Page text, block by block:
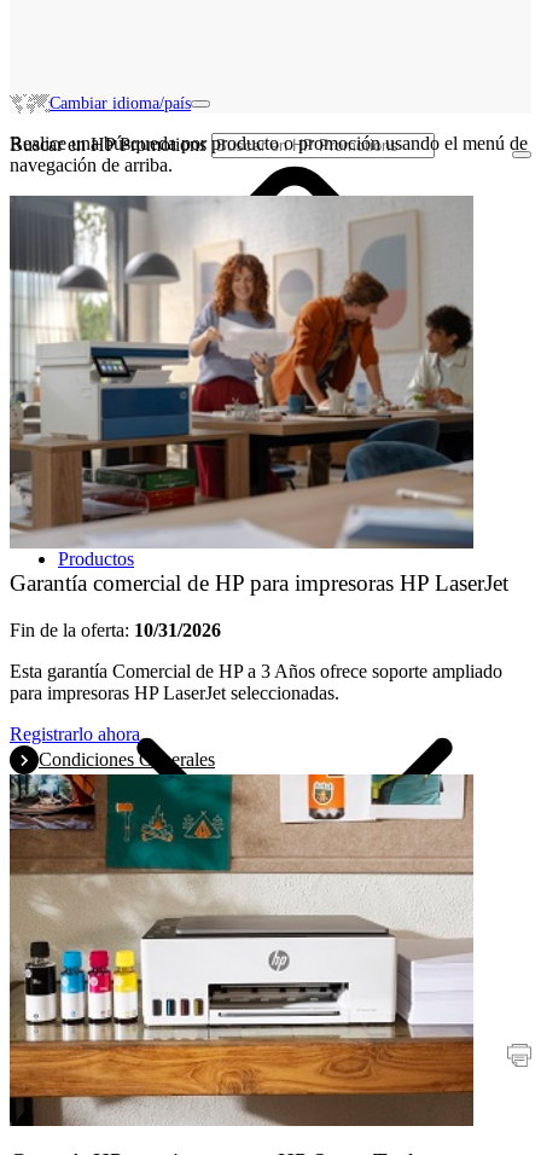
Productos
Impresoras
Promociones
Cambiar idioma/país
Buscar en HP Promotions
Realice una búsqueda por producto o promoción usando el menú de
navegación de arriba.
Garantía comercial de HP para impresoras HP LaserJet
Fin de la oferta: 10/31/2026
Esta garantía Comercial de HP a 3 Años ofrece soporte ampliado
para impresoras HP LaserJet seleccionadas.
Registrarlo ahora
Condiciones Generales